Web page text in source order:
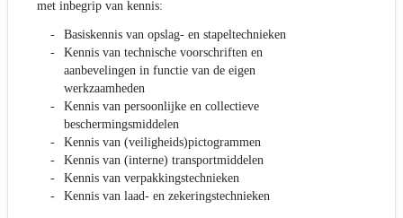
met inbegrip van kennis:
Basiskennis van opslag- en stapeltechnieken
Kennis van technische voorschriften en
aanbevelingen in functie van de eigen
werkzaamheden
Kennis van persoonlijke en collectieve
beschermingsmiddelen
Kennis van (veiligheids)pictogrammen
Kennis van (interne) transportmiddelen
Kennis van verpakkingstechnieken
Kennis van laad- en zekeringstechnieken